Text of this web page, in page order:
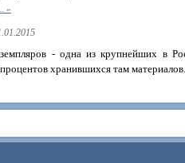
- одна из крупнейших в
хранившихся там материалов.